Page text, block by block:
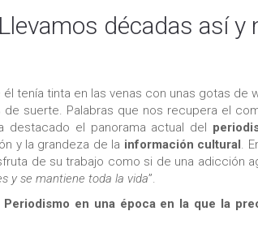
décadas así y
tenía tinta en las venas con unas gotas de
de suerte. Palabras que nos recupera el
destacado el panorama actual del
y la grandeza de la información cultural.
de su trabajo como si de una adicción
y se mantiene toda la vida”.
en una época en la que la